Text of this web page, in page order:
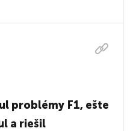
problémy F1, ešte
a riešil